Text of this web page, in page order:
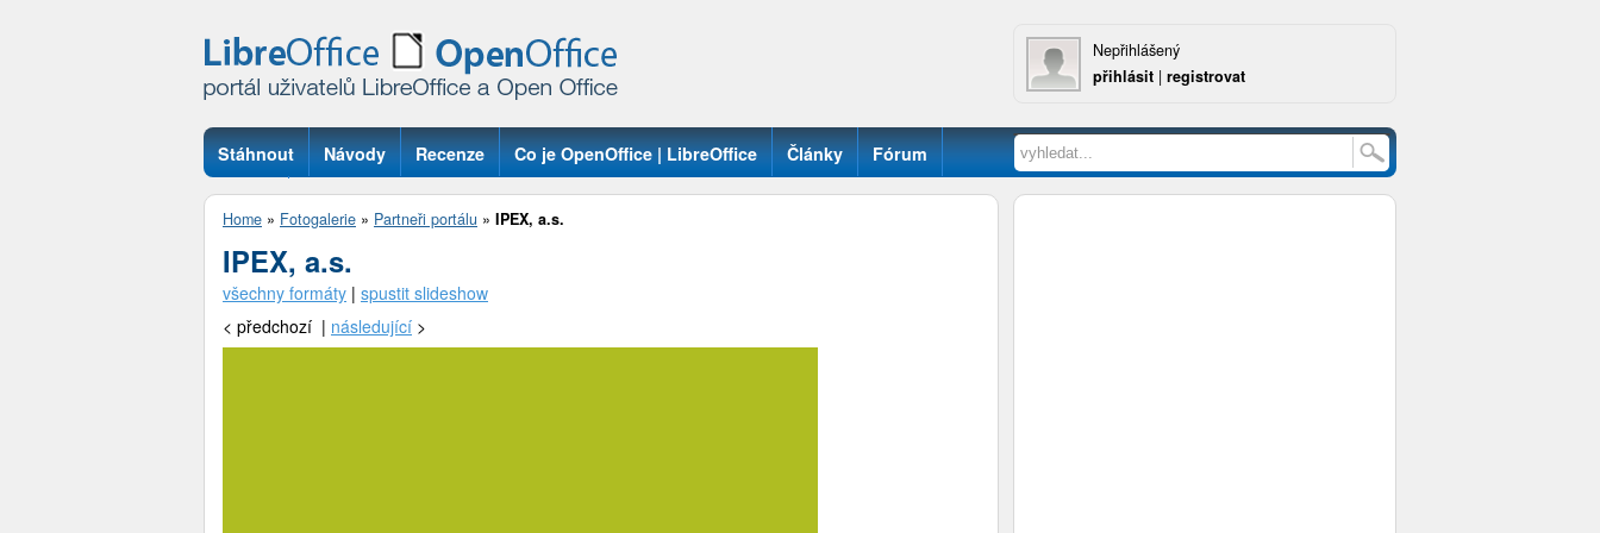
Nepřihlášený
přihlásit | registrovat
Stáhnout Návody Recenze Co je OpenOffice | LibreOffice Články Fórum
Otázky
Home » Fotogalerie » Partneři portálu » IPEX, a.s.
IPEX, a.s.
všechny formáty | spustit slideshow
< předchozí | následující >